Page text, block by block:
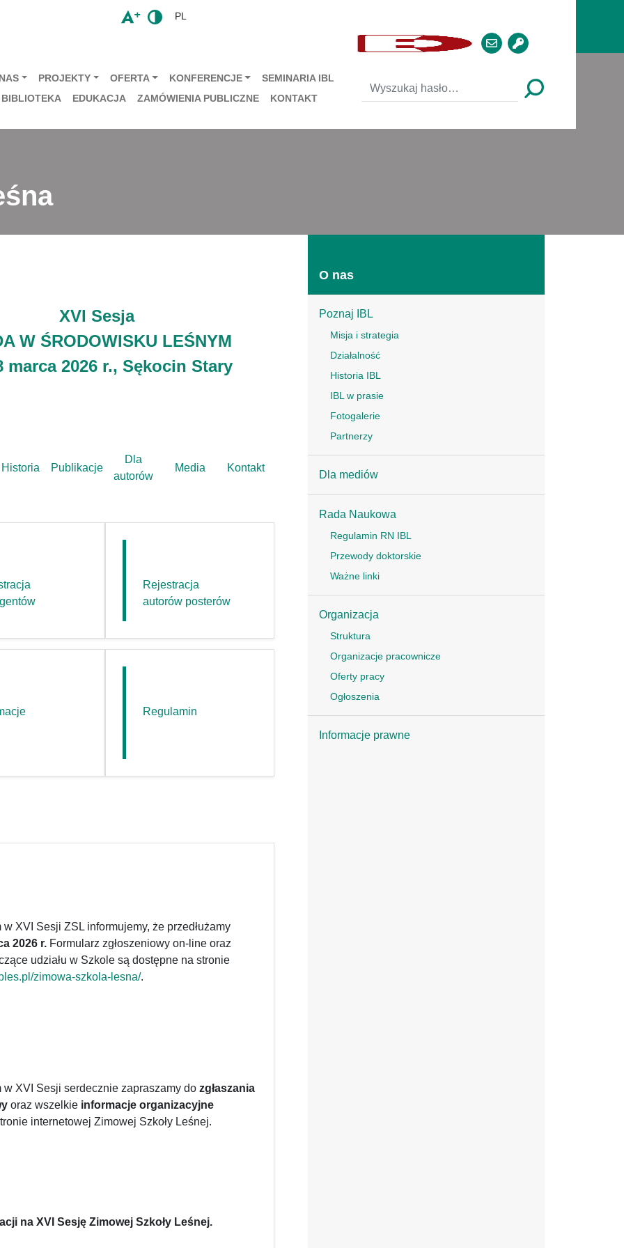
PL
PROJEKTY OFERTA KONFERENCJE
SEMINARIA IBL
BIBLIOTEKA
EDUKACJA ZAMÓWIENIA PUBLICZNE KONTAKT
XVI Sesja
W ŚRODOWISKU LEŚNYM
marca 2026 r., Sękocin Stary
Historia Publikacje
Dla
autorów
Media Kontakt
Rejestracja
autorów posterów
Regulamin
XVI Sesji ZSL informujemy, że przedłużamy
2026 r. Formularz zgłoszeniowy on-line oraz
udziału w Szkole są dostępne na stronie
zimowa-szkola-lesna/.
XVI Sesji serdecznie zapraszamy do zgłaszania
oraz wszelkie informacje organizacyjne
internetowej Zimowej Szkoły Leśnej.
na XVI Sesję Zimowej Szkoły Leśnej.
O nas
Poznaj IBL
Misja i strategia
Działalność
Historia IBL
IBL w prasie
Fotogalerie
Partnerzy
Dla mediów
Rada Naukowa
Regulamin RN IBL
Przewody doktorskie
Ważne linki
Organizacja
Struktura
Organizacje pracownicze
Oferty pracy
Ogłoszenia
Informacje prawne